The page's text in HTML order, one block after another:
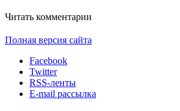
Читать комментарии
Полная версия сайта
Facebook
Twitter
RSS-ленты
E-mail рассылка